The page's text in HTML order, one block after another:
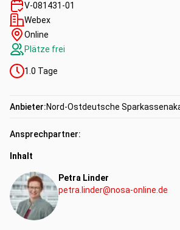
V-081431-01
Webex
Online
Plätze frei
1.0 Tage
Anbieter:Nord-Ostdeutsche
Ansprechpartner:
Inhalt
Petra Linder
petra.linder@nosa-online.de